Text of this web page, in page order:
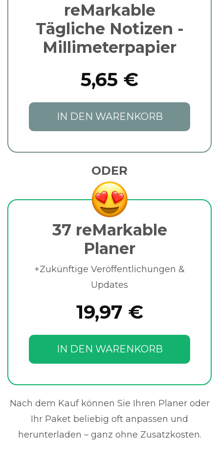
reMarkable
Tägliche Notizen -
Millimeterpapier
5,65 €
IN DEN WARENKORB
ODER
37 reMarkable
Planer
+Zukünftige Veröffentlichungen &
Updates
19,97 €
IN DEN WARENKORB
Nach dem Kauf können Sie Ihren Planer oder
Ihr Paket beliebig oft anpassen und
herunterladen – ganz ohne Zusatzkosten.